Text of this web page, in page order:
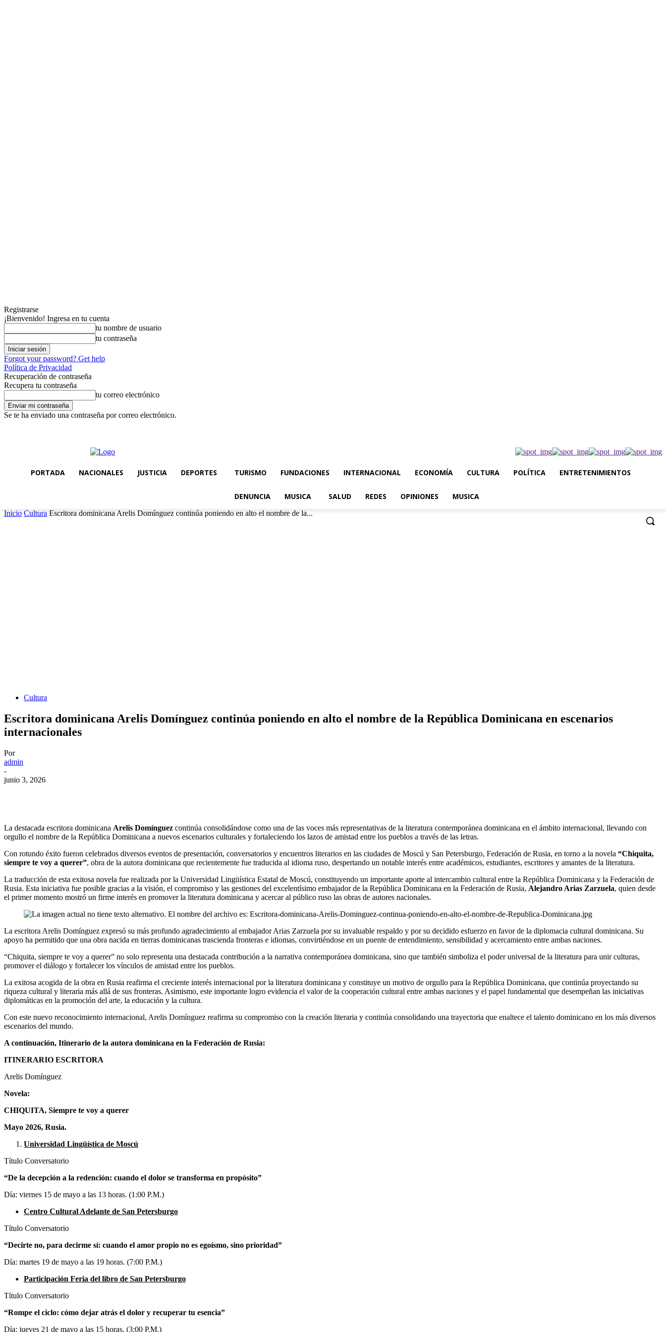
Registrarse
¡Bienvenido! Ingresa en tu cuenta
tu nombre de usuario
tu contraseña
Forgot your password? Get help
Política de Privacidad
Recuperación de contraseña
Recupera tu contraseña
tu correo electrónico
Se te ha enviado una contraseña por correo electrónico.
PORTADA NACIONALES JUSTICIA DEPORTES TURISMO FUNDACIONES INTERNACIONAL ECONOMÍA CULTURA POLÍTICA ENTRETENIMIENTOS
DENUNCIA MUSICA SALUD REDES OPINIONES MUSICA
Inicio Cultura Escritora dominicana Arelis Domínguez continúa poniendo en alto el nombre de la...
Cultura
Escritora dominicana Arelis Domínguez continúa poniendo en alto el nombre de la República Dominicana en escenarios
internacionales
Por
admin
-
junio 3, 2026
La destacada escritora dominicana Arelis Domínguez continúa consolidándose como una de las voces más representativas de la literatura contemporánea dominicana en el ámbito internacional, llevando con
orgullo el nombre de la República Dominicana a nuevos escenarios culturales y fortaleciendo los lazos de amistad entre los pueblos a través de las letras.
Con rotundo éxito fueron celebrados diversos eventos de presentación, conversatorios y encuentros literarios en las ciudades de Moscú y San Petersburgo, Federación de Rusia, en torno a la novela “Chiquita,
siempre te voy a querer”, obra de la autora dominicana que recientemente fue traducida al idioma ruso, despertando un notable interés entre académicos, estudiantes, escritores y amantes de la literatura.
La traducción de esta exitosa novela fue realizada por la Universidad Lingüística Estatal de Moscú, constituyendo un importante aporte al intercambio cultural entre la República Dominicana y la Federación de
Rusia. Esta iniciativa fue posible gracias a la visión, el compromiso y las gestiones del excelentísimo embajador de la República Dominicana en la Federación de Rusia, Alejandro Arias Zarzuela, quien desde
el primer momento mostró un firme interés en promover la literatura dominicana y acercar al público ruso las obras de autores nacionales.
La escritora Arelis Domínguez expresó su más profundo agradecimiento al embajador Arias Zarzuela por su invaluable respaldo y por su decidido esfuerzo en favor de la diplomacia cultural dominicana. Su
apoyo ha permitido que una obra nacida en tierras dominicanas trascienda fronteras e idiomas, convirtiéndose en un puente de entendimiento, sensibilidad y acercamiento entre ambas naciones.
“Chiquita, siempre te voy a querer” no solo representa una destacada contribución a la narrativa contemporánea dominicana, sino que también simboliza el poder universal de la literatura para unir culturas,
promover el diálogo y fortalecer los vínculos de amistad entre los pueblos.
La exitosa acogida de la obra en Rusia reafirma el creciente interés internacional por la literatura dominicana y constituye un motivo de orgullo para la República Dominicana, que continúa proyectando su
riqueza cultural y literaria más allá de sus fronteras. Asimismo, este importante logro evidencia el valor de la cooperación cultural entre ambas naciones y el papel fundamental que desempeñan las iniciativas
diplomáticas en la promoción del arte, la educación y la cultura.
Con este nuevo reconocimiento internacional, Arelis Domínguez reafirma su compromiso con la creación literaria y continúa consolidando una trayectoria que enaltece el talento dominicano en los más diversos
escenarios del mundo.
A continuación, Itinerario de la autora dominicana en la Federación de Rusia:
ITINERARIO ESCRITORA
Arelis Domínguez
Novela:
CHIQUITA, Siempre te voy a querer
Mayo 2026, Rusia.
Universidad Lingüística de Moscú
Título Conversatorio
“De la decepción a la redención: cuando el dolor se transforma en propósito”
Día: viernes 15 de mayo a las 13 horas. (1:00 P.M.)
Centro Cultural Adelante de San Petersburgo
Título Conversatorio
“Decirte no, para decirme sí: cuando el amor propio no es egoísmo, sino prioridad”
Día: martes 19 de mayo a las 19 horas. (7:00 P.M.)
Participación Feria del libro de San Petersburgo
Título Conversatorio
“Rompe el ciclo: cómo dejar atrás el dolor y recuperar tu esencia”
Día: jueves 21 de mayo a las 15 horas. (3:00 P.M.)